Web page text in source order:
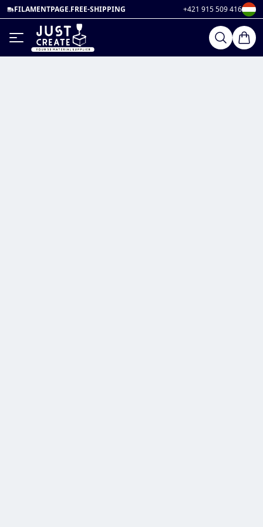
FILAMENTPAGE.FREE-SHIPPING +421 915 509 416